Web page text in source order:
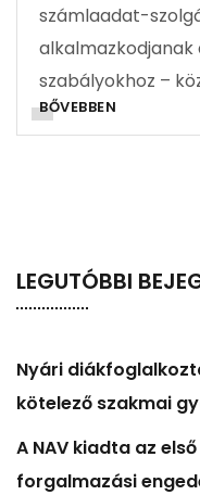
számlaadat-
szabályokhoz –
BŐVEBBEN
LEGUTÓBBI
Nyári
kötelező szakmai
A NAV kiadta az
forgalmazási